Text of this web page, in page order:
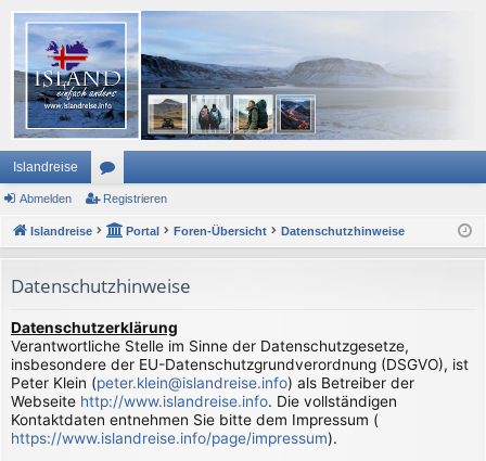
Islandreise
or
en
Abmelden Registrieren
Islandreise Portal Foren-Übersicht Datenschutzhinweise
Datenschutzhinweise
Datenschutzerklärung
Verantwortliche Stelle im Sinne der Datenschutzgesetze,
insbesondere der EU-Datenschutzgrundverordnung (DSGVO), ist
Peter Klein (peter.klein@islandreise.info) als Betreiber der
Webseite http://www.islandreise.info. Die vollständigen
Kontaktdaten entnehmen Sie bitte dem Impressum (
https://www.islandreise.info/page/impressum).